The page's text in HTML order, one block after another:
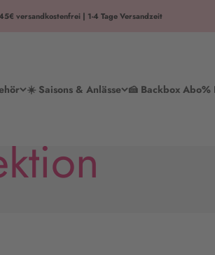
versandkostenfrei | 1-4 Tage Versandzeit
☀️ Saisons & Anlässe 🍰 Backbox Abo%